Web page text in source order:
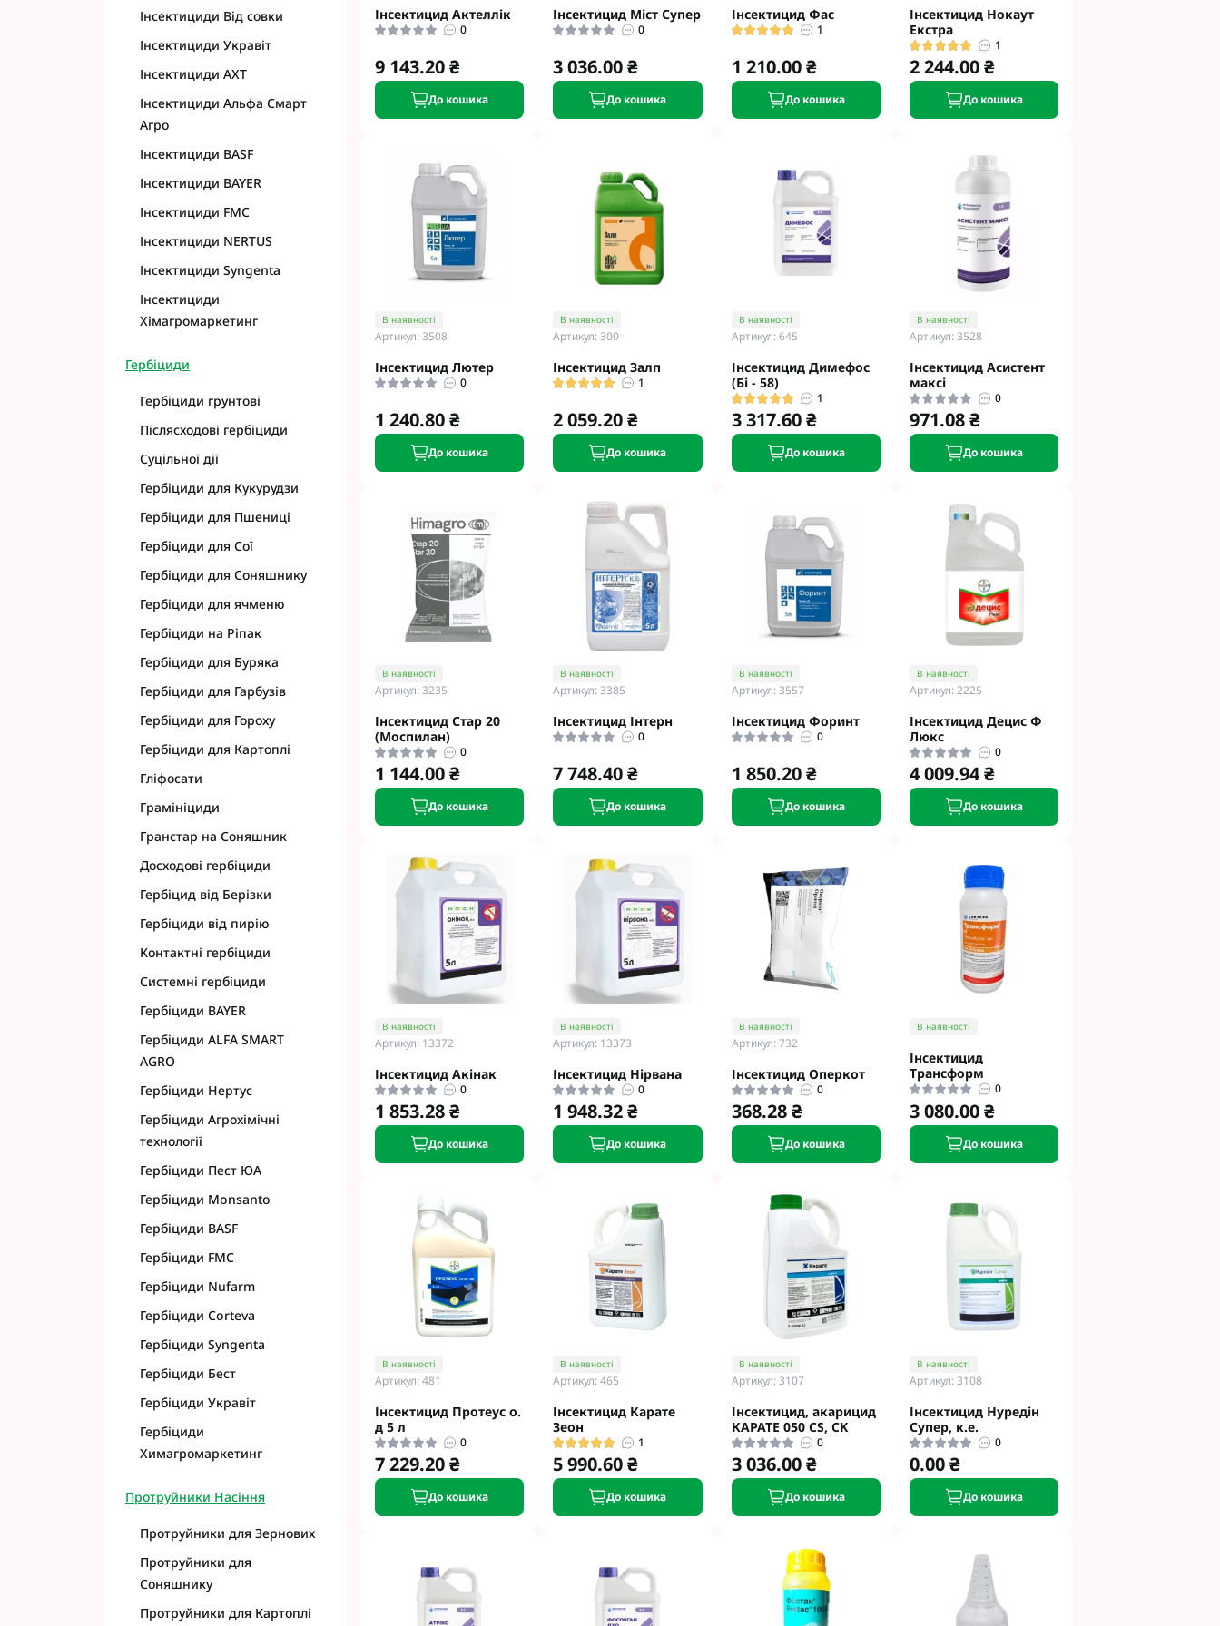
Інсектициди Від совки
Інсектициди Укравіт
Інсектициди АХТ
Інсектициди Альфа Смарт
Агро
Інсектициди BASF
Інсектициди BAYER
Інсектициди FMC
Інсектициди NERTUS
Інсектициди Syngenta
Інсектициди
Хімагромаркетинг
Гербіциди
Гербіциди грунтові
Післясходові гербіциди
Суцільної дії
Гербіциди для Кукурудзи
Гербіциди для Пшениці
Гербіциди для Сої
Гербіциди для Соняшнику
Гербіциди для ячменю
Гербіциди на Ріпак
Гербіциди для Буряка
Гербіциди для Гарбузів
Гербіциди для Гороху
Гербіциди для Картоплі
Гліфосати
Грамініциди
Гранстар на Соняшник
Досходові гербіциди
Гербіцид від Берізки
Гербіциди від пирію
Контактні гербіциди
Системні гербіциди
Гербіциди BAYER
Гербіциди ALFA SMART
AGRO
Гербіциди Нертус
Гербіциди Агрохімічні
технології
Гербіциди Пест ЮА
Гербіциди Monsanto
Гербіциди BASF
Гербіциди FMC
Гербіциди Nufarm
Гербіциди Corteva
Гербіциди Syngenta
Гербіциди Бест
Гербіциди Укравіт
Гербіциди
Химагромаркетинг
Протруйники Насіння
Протруйники для Зернових
Протруйники для
Соняшнику
Протруйники для Картоплі
Інсектицид Актеллік
0
9 143.20 ₴
До кошика
Інсектицид Міст Супер
0
3 036.00 ₴
До кошика
Інсектицид Фас
1
1 210.00 ₴
До кошика
Інсектицид Нокаут
Екстра
1
2 244.00 ₴
До кошика
В наявності
Артикул: 3508
Інсектицид Лютер
0
1 240.80 ₴
До кошика
В наявності
Артикул: 300
Інсектицид Залп
1
2 059.20 ₴
До кошика
В наявності
Артикул: 645
Інсектицид Димефос
(Бі - 58)
1
3 317.60 ₴
До кошика
В наявності
Артикул: 3528
Інсектицид Асистент
максі
0
971.08 ₴
До кошика
В наявності
Артикул: 3235
Інсектицид Стар 20
(Моспилан)
0
1 144.00 ₴
До кошика
В наявності
Артикул: 3385
Інсектицид Інтерн
0
7 748.40 ₴
До кошика
В наявності
Артикул: 3557
Інсектицид Форинт
0
1 850.20 ₴
До кошика
В наявності
Артикул: 2225
Інсектицид Децис Ф
Люкс
0
4 009.94 ₴
До кошика
В наявності
Артикул: 13372
Інсектицид Aкінaк
0
1 853.28 ₴
До кошика
В наявності
Артикул: 13373
Інсектицид Hіpвaнa
0
1 948.32 ₴
До кошика
В наявності
Артикул: 732
Інсектицид Оперкот
0
368.28 ₴
До кошика
В наявності
Інсектицид
Трансформ
0
3 080.00 ₴
До кошика
В наявності
Артикул: 481
Інсектицид Протеус о.
д 5 л
0
7 229.20 ₴
До кошика
В наявності
Артикул: 465
Інсектицид Карате
Зеон
1
5 990.60 ₴
До кошика
В наявності
Артикул: 3107
Інсектицид, акарицид
КАРАТЕ 050 CS, CK
0
3 036.00 ₴
До кошика
В наявності
Артикул: 3108
Інсектицид Нуредін
Супер, к.е.
0
0.00 ₴
До кошика